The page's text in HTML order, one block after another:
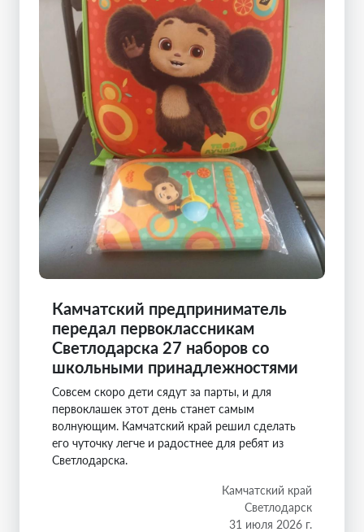
Камчатский предприниматель
передал первоклассникам
Светлодарска 27 наборов со
школьными принадлежностями
Совсем скоро дети сядут за парты, и для
первоклашек этот день станет самым
волнующим. Камчатский край решил сделать
его чуточку легче и радостнее для ребят из
Светлодарска.
Камчатский край
Светлодарск
31 июля 2026 г.